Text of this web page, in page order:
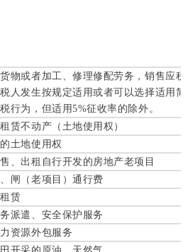
物或者加工、修理修配劳务，销售应
人发生按规定适用或者可以选择适用
行为，但适用5%征收率的除外。
赁不动产（土地使用权）
土地使用权
、出租自行开发的房地产老项目
闸（老项目）通行费
赁
派遣、安全保护服务
资源外包服务